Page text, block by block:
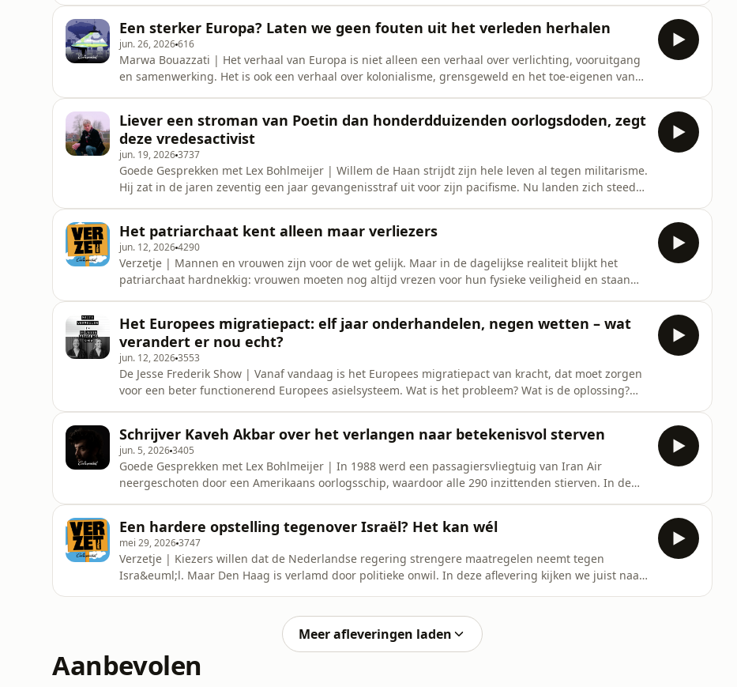
IJperenEindredactie: Tim I
Een sterker Europa? Laten we geen fouten uit het verleden herhalen
jun. 26, 2026616
Marwa Bouazzati | Het verhaal van Europa is niet alleen een verhaal over verlichting, vooruitgang
en samenwerking. Het is ook een verhaal over kolonialisme, grensgeweld en het toe-eigenen van
essay lees je hi
Liever een stroman van Poetin dan honderdduizenden oorlogsdoden, zegt
deze vredesactivist
jun. 19, 20263737
Goede Gesprekken met Lex Bohlmeijer | Willem de Haan strijdt zijn hele leven al tegen militarisme.
Hij zat in de jaren zeventig een jaar gevangenisstraf uit voor zijn pacifisme. Nu landen zich steeds
Tom Ruijg Lui
Het patriarchaat kent alleen maar verliezers
jun. 12, 20264290
Verzetje | Mannen en vrouwen zijn voor de wet gelijk. Maar in de dagelijkse realiteit blijkt het
patriarchaat hardnekkig: vrouwen moeten nog altijd vrezen voor hun fysieke veiligheid en staan
IJperenEindredactie: Tim
Het Europees migratiepact: elf jaar onderhandelen, negen wetten – wat
verandert er nou echt?
jun. 12, 20263553
De Jesse Frederik Show | Vanaf vandaag is het Europees migratiepact van kracht, dat moet zorgen
voor een beter functionerend Europees asielsysteem. Wat is het probleem? Wat is de oplossing?
nu een gratis proefmaand op
Schrijver Kaveh Akbar over het verlangen naar betekenisvol sterven
jun. 5, 20263405
Goede Gesprekken met Lex Bohlmeijer | In 1988 werd een passagiersvliegtuig van Iran Air
neergeschoten door een Amerikaans oorlogsschip, waardoor alle 290 inzittenden stierven. In de
betekenisvolle dood.Opname &amp; mon
Een hardere opstelling tegenover Israël? Het kan wél
mei 29, 20263747
Verzetje | Kiezers willen dat de Nederlandse regering strengere maatregelen neemt tegen
Isra&euml;l. Maar Den Haag is verlamd door politieke onwil. In deze aflevering kijken we juist naar
IJperenEindredactie: Tim Igor Sn
Meer afleveringen laden
Aanbevolen